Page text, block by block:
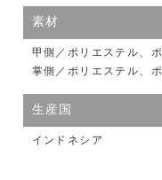
素材
甲側／ポリエステル、
掌側／ポリエステル、
生産国
インドネシア